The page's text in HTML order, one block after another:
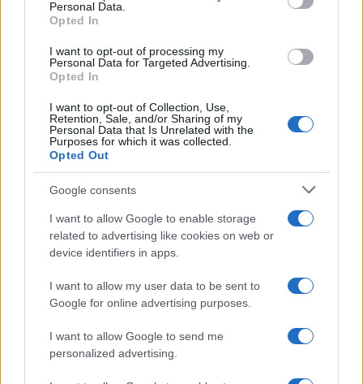
Personal Data.
Opted In
I want to opt-out of processing my
Personal Data for Targeted Advertising.
Opted In
I want to opt-out of Collection, Use,
Retention, Sale, and/or Sharing of my
Personal Data that Is Unrelated with the
Purposes for which it was collected.
Opted Out
Google consents
I want to allow Google to enable storage
related to advertising like cookies on web or
device identifiers in apps.
I want to allow my user data to be sent to
Google for online advertising purposes.
I want to allow Google to send me
personalized advertising.
À lire aussi
ECONOMIE